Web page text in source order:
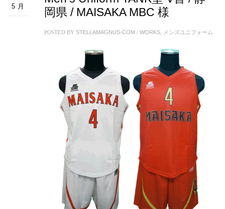
5月
岡県 / MAISAKA MBC 様
POSTED BY STELLAMAGNUS-COM / WORKS, メンズユニフォーム